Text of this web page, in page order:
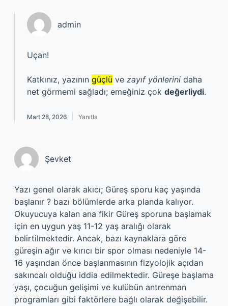
admin
Uçan!
Katkınız, yazının güçlü ve zayıf yönlerini daha
net görmemi sağladı; emeğiniz çok değerliydi.
Mart 28, 2026 Yanıtla
Şevket
Yazı genel olarak akıcı; Güreş sporu kaç yaşında
başlanır ? bazı bölümlerde arka planda kalıyor.
Okuyucuya kalan ana fikir Güreş sporuna başlamak
için en uygun yaş 11-12 yaş aralığı olarak
belirtilmektedir. Ancak, bazı kaynaklara göre
güreşin ağır ve kırıcı bir spor olması nedeniyle 14-
16 yaşından önce başlanmasının fizyolojik açıdan
sakıncalı olduğu iddia edilmektedir. Güreşe başlama
yaşı, çocuğun gelişimi ve kulübün antrenman
programları gibi faktörlere bağlı olarak değişebilir.